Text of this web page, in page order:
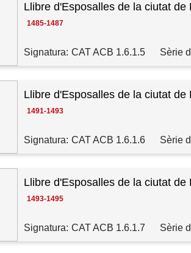
Llibre d'Esposalles de la ciutat
1485-1487
Signatura: CAT ACB 1.6.1.5 Sèrie
Llibre d'Esposalles de la ciutat
1491-1493
Signatura: CAT ACB 1.6.1.6 Sèrie
Llibre d'Esposalles de la ciutat
1493-1495
Signatura: CAT ACB 1.6.1.7 Sèrie